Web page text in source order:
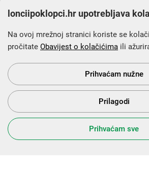
Krajnji primatelj financijskog
Europskog fonda za regionalni razvoj u
programa „Konkurentnost i
s Vama od
lonciipoklopci.hr upotrebljava
Na ovoj mrežnoj stranici koriste se
pročitate Obavijest o kolačićima ili
Prihvaćam nužne
Prilagodi
Prihvaćam sve